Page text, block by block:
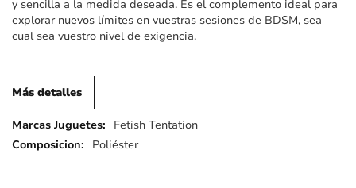
y sencilla a la medida deseada. Es el complemento ideal para
explorar nuevos límites en vuestras sesiones de BDSM, sea
cual sea vuestro nivel de exigencia.
Más detalles
Más
detalles
Fetish Tentation
Poliéster